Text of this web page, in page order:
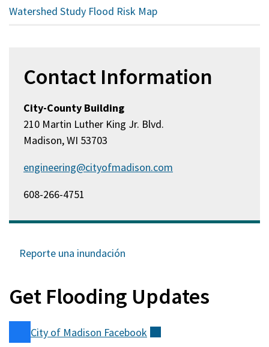
Watershed Study Flood Risk Map
Contact Information
City-County Building
210 Martin Luther King Jr. Blvd.
Madison, WI 53703
engineering@cityofmadison.com
608-266-4751
Reporte una inundación
Get Flooding Updates
City of Madison Facebook